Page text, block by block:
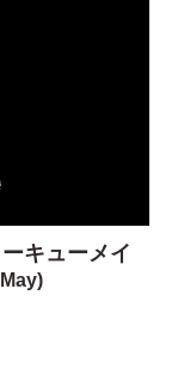
キューメイ